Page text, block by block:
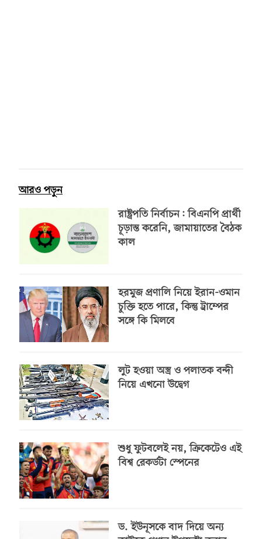
আরও পড়ুন
রাষ্ট্রপতি নির্বাচন: বিএনপি প্রার্থী
চূড়ান্ত করেনি, জামায়াতের বৈঠক
কাল
হরমুজ প্রণালি নিয়ে ইরান-ওমান
চুক্তি হতে পারে, কিন্তু ট্রাম্পের
সঙ্গে কি মিলবে
লুট হওয়া অস্ত্র ও পলাতক বন্দী
নিয়ে এখনো উদ্বেগ
শুধু ফুটবলেই নয়, ক্রিকেটেও এই
বিশ্ব রেকর্ডটা স্পেনের
ড. ইউনূসকে বাদ দিয়ে অন্য